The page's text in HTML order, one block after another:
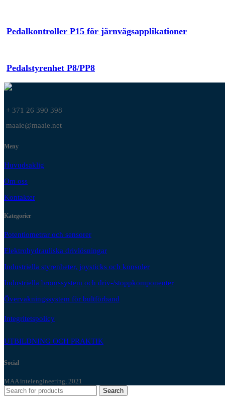
Pedalkontroller P15 för järnvägsapplikationer
Pedalstyrenhet P8/PP8
+ 371 26 390 398
maaie@maaie.net
Meny
Huvudsaklig
Om oss
Kontakter
Kategorier
Potentiometrar och sensorer
Elektrohydrauliska drivlösningar
Industriella styrenheter, joysticks och konsoler
Industriella bromssystem och driv-/stoppkomponenter
Övervakningssystem för bultförband
Integritetspolicy
UTBILDNING OCH PRAKTIK
Social
MAA intelengineering, 2021
Search